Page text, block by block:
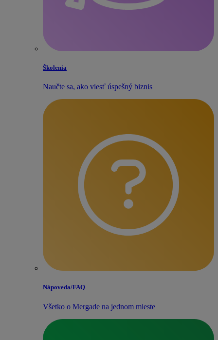
Školenia
Naučte sa, ako viesť úspešný biznis
Nápoveda/​FAQ
Všetko o Mergade na jednom mieste